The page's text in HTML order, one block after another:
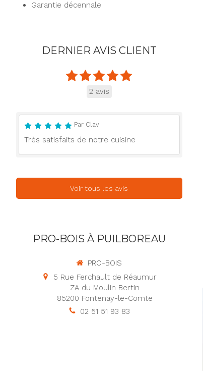
Garantie décennale
DERNIER AVIS CLIENT
2 avis
Par Clav
Très satisfaits de notre cuisine
Voir tous les avis
PRO-BOIS À PUILBOREAU
PRO-BOIS
5 Rue Ferchault de Réaumur
ZA du Moulin Bertin
85200 Fontenay-le-Comte
02 51 51 93 83